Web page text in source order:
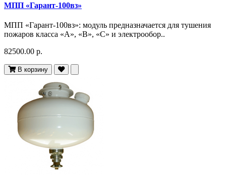
МПП «Гарант-100вз»
МПП «Гарант-100вз»: модуль предназначается для тушения
пожаров класса «А», «В», «С» и электрообор..
82500.00 р.
В корзину